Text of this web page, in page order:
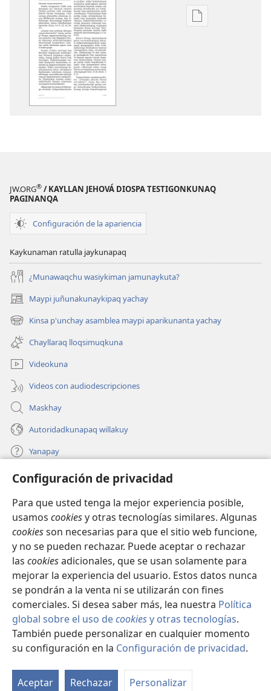
Configuración de privacidad
Para que usted tenga la mejor experiencia posible,
usamos cookiesy otras tecnologías similares. Algunas
cookiesson necesarias para que el sitio web funcione,
y no se pueden rechazar. Puede aceptar o rechazar
las cookiesadicionales, que se usan solamente para
mejorar la experiencia del usuario. Estos datos nunca
se pondrán a la venta ni se utilizarán con fines
comerciales. Si desea saber más, lea nuestra Política
global sobre el uso decookiesy otras tecnologías.
También puede personalizar en cualquier momento
su configuración en la Configuración de privacidad.
Aceptar Rechazar Personalizar
Kaypi
JW.ORG® / KAYLLAN JEHOVÁ DIOSPA TESTIGONKUNAQ
PAGINANQA
Configuración de la apariencia
Kaykunaman ratulla jaykunapaq
¿Munawaqchu wasiykiman jamunaykuta?
Maypi juñunakunaykipaq yachay
(abre
una
nueva
ventana)
Kinsa p'unchay asamblea maypi aparikunanta yachay
(abre
una
nueva
ventana)
Chayllaraq lloqsimuqkuna
Videokuna
Videos con audiodescripciones
Maskhay
Autoridadkunapaq willakuy
Yanapay
Donacionta churanapaq
una
nueva
ventana)
INTERNETPI QELQANCHISKUNA Watchtower™
(abre
una
nueva
ventana)
JW Hub
(abre
una
nueva
ventana)
JW Library ®
Copyright© 2026 Watch Tower Bible and Tract Society of Pennsylvania.
IMATAN RUWAWAQ IMATAN MANA
|
DATOSKUNATA
WAQAYCHASQAYKUMANTA |CONFIGURACIÓN DE PRIVACIDAD